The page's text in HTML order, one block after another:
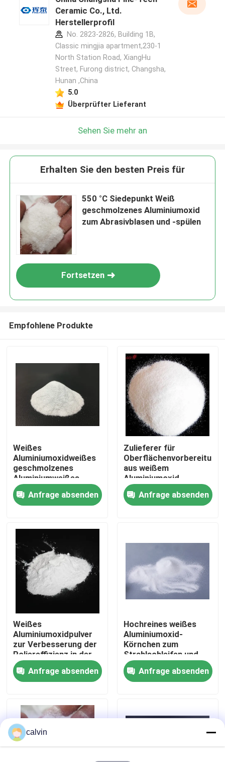
Startseite
Produkte
Über uns
Fabrik Tour
Qualitätskontrolle
Kontakt
Referenzen
Keramisches Perlen-Starten
Ceramic Co., Ltd.
Herstellerprofil
No. 2823-2826, Building 1B,
Classic mingjia apartment,230-1
North Station Road, XiangHu
Street, Furong district, Changsha,
Hunan ,China
5.0
Überprüfter Lieferant
Sehen Sie mehr an
Erhalten Sie den besten Preis für
550 °C Siedepunkt Weiß
geschmolzenes Aluminiumoxid
zum Abrasivblasen und -spülen
Fortsetzen
Empfohlene Produkte
Weißes
Aluminiumoxidweißes
geschmolzenes
Aluminiumweißes
Korundschleifwasseres
Aluminiumoxid
Anfrage absenden
Zulieferer für
aus weißem
Aluminiumoxid
Anfrage absenden
Weißes
Aluminiumoxidpulver
zur Verbesserung der
Poliereffizienz in der
optischen Linse und
Halbleiterindustrie
Anfrage absenden
Hochreines weißes
Aluminiumoxid-
Körnchen zum
Strahlschleifen und
Polieren in der
Automobil-, Luft- und
Raumfahrtindustrie
Anfrage absenden
calvin